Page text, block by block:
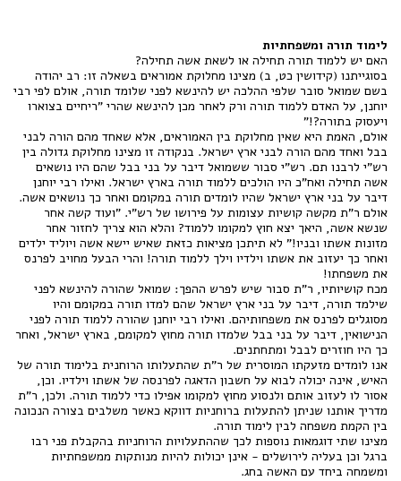
לימוד תורה ומשפחתיות
האם יש ללמוד תורה תחילה או לשאת אשה תחילה?
בסוגייתנו (קידושין כט, ב) מצינו מחלוקת אמוראים בשאלה זו: רב יהודה
בשם שמואל סובר שלפי ההלכה יש להינשא לפני שלומד תורה, אולם לפי רבי
יוחנן, על האדם ללמוד תורה ורק לאחר מכן להינשא שהרי "ריחיים בצוארו
ויעסוק בתורה?!"
אולם, האמת היא שאין מחלוקת בין האמוראים, אלא שאחד מהם הורה לבני
בבל ואחד מהם הורה לבני ארץ ישראל. בנקודה זו מצינו מחלוקת גדולה בין
רש"י לרבנו תם. רש"י סבור ששמואל דיבר על בני בבל שהם היו נושאים
אשה תחילה ואח"כ היו הולכים ללמוד תורה בארץ ישראל. ואילו רבי יוחנן
דיבר על בני ארץ ישראל שהיו לומדים תורה במקומם ואחר כך נושאים אשה.
אולם ר"ת מקשה קושיות עצומות על פירושו של רש"י. "ועוד קשה אחר
שנשא אשה, היאך יצא חוץ למקומו ללמוד? והלא הוא צריך לחזור אחר
מזונות אשתו ובניו!" לא תיתכן מציאות כזאת שאיש יישא אשה ויוליד ילדים
ואחר כך יעזוב את אשתו וילדיו וילך ללמוד תורה! והרי הבעל מחויב לפרנס
את משפחתו!
מכח קושיותיו, ר"ת סבור שיש לפרש ההפך: שמואל שהורה להינשא לפני
שילמד תורה, דיבר על בני ארץ ישראל שהם למדו תורה במקומם והיו
מסוגלים לפרנס את משפחותיהם. ואילו רבי יוחנן שהורה ללמוד תורה לפני
הנישואין, דיבר על בני בבל שלמדו תורה מחוץ למקומם, בארץ ישראל, ואחר
כך היו חוזרים לבבל ומתחתנים.
אנו לומדים מזעקתו המוסרית של ר"ת שהתעלותו הרוחנית בלימוד תורה של
האיש, אינה יכולה לבוא על חשבון הדאגה לפרנסה של אשתו וילדיו. וכן,
אסור לו לעזוב אותם ולנסוע מחוץ למקומו אפילו כדי ללמוד תורה. ולכן, ר"ת
מדריך אותנו שניתן להתעלות ברוחניות דווקא כאשר משלבים בצורה הנכונה
בין הקמת משפחה לבין לימוד תורה.
מצינו שתי דוגמאות נוספות לכך שההתעלויות הרוחניות בהקבלת פני רבו
ברגל וכן בעליה לירושלים - אינן יכולות להיות מנותקות ממשפחתיות
ומשמחה ביחד עם האשה בחג.